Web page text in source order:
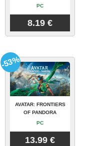
PC
8.19 €
AVATAR: FRONTIERS
OF PANDORA
PC
13.99 €
-53%